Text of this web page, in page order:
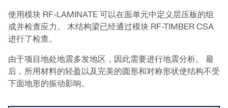
RWIND 3
更多信息
获取支持
免费获取许可证书
联系支持
加入工程软件的全球领导者，将您的职业生涯提升到新
的高度。
查看职位空缺
使用模块 RF-LAMINATE 可以在面单元中定义层压板的组
成并检查应力。 木结构梁已经通过模块 RF-TIMBER CSA
进行了检查。
由于项目地处地震多发地区，因此需要进行地震分析。 最
后，所用材料的轻盈以及完美的圆形和对称形状使结构不受
下面地形的振动影响。